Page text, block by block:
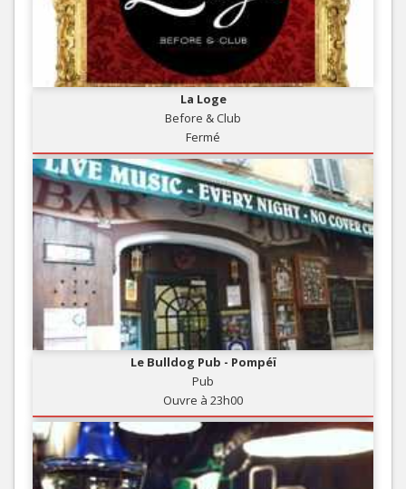
La Loge
Before & Club
Fermé
Le Bulldog Pub - Pompéï
Pub
Ouvre à 23h00